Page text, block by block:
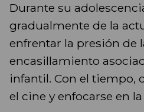
Durante su
gradualmente de la
enfrentar la presión de
encasillamiento
infantil. Con el tiempo,
el cine y enfocarse en